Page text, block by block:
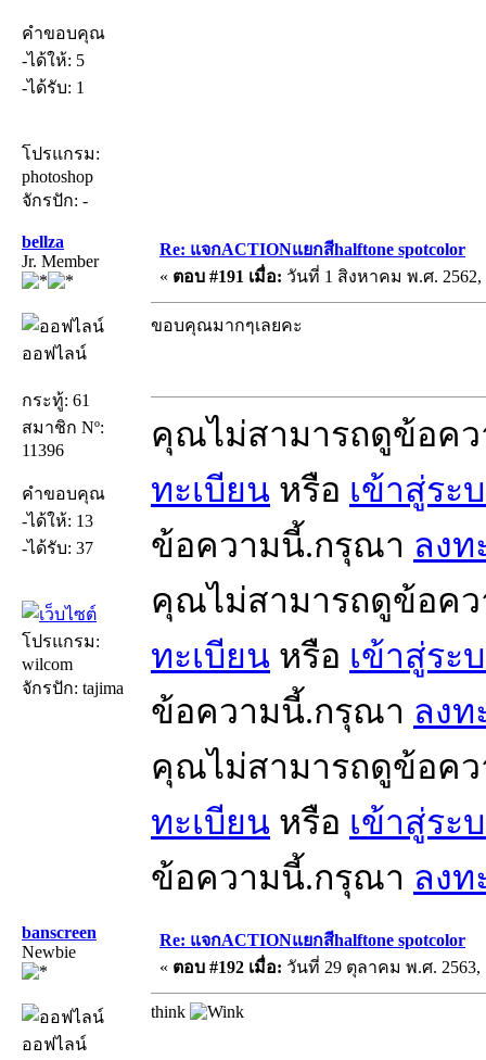
คำขอบคุณ
-ได้ให้: 5
-ได้รับ: 1
โปรแกรม:
photoshop
จักรปัก: -
bellza
Jr. Member
ออฟไลน์
กระทู้: 61
สมาชิก Nº:
11396
คำขอบคุณ
-ได้ให้: 13
-ได้รับ: 37
โปรแกรม:
wilcom
จักรปัก: tajima
Re: แจกACTIONแยกสีhalftone spotcolor
« ตอบ #191 เมื่อ: วันที่ 1 สิงหาคม พ.ศ. 2562,
ขอบคุณมากๆเลยคะ
คุณไม่สามารถดูข้อค
ทะเบียน หรือ เข้าสู่ระ
ข้อความนี้.กรุณา ลงท
คุณไม่สามารถดูข้อค
ทะเบียน หรือ เข้าสู่ระ
ข้อความนี้.กรุณา ลงท
คุณไม่สามารถดูข้อค
ทะเบียน หรือ เข้าสู่ระ
ข้อความนี้.กรุณา ลงท
banscreen
Newbie
ออฟไลน์
Re: แจกACTIONแยกสีhalftone spotcolor
« ตอบ #192 เมื่อ: วันที่ 29 ตุลาคม พ.ศ. 2563,
think